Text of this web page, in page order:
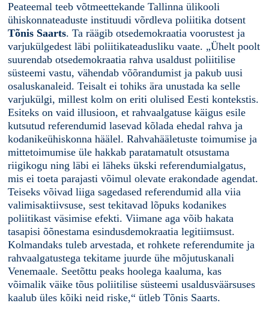
Peateemal teeb võtmeettekande Tallinna ülikooli
ühiskonnateaduste instituudi võrdleva poliitika dotsent
Tõnis Saarts. Ta räägib otsedemokraatia voorustest ja
varjukülgedest läbi poliitikateadusliku vaate. „Ühelt poolt
suurendab otsedemokraatia rahva usaldust poliitilise
süsteemi vastu, vähendab võõrandumist ja pakub uusi
osaluskanaleid. Teisalt ei tohiks ära unustada ka selle
varjukülgi, millest kolm on eriti olulised Eesti kontekstis.
Esiteks on vaid illusioon, et rahvaalgatuse käigus esile
kutsutud referendumid lasevad kõlada ehedal rahva ja
kodanikeühiskonna häälel. Rahvahääletuste toimumise ja
mittetoimumise üle hakkab paratamatult otsustama
riigikogu ning läbi ei läheks ükski referendumialgatus,
mis ei toeta parajasti võimul olevate erakondade agendat.
Teiseks võivad liiga sagedased referendumid alla viia
valimisaktiivsuse, sest tekitavad lõpuks kodanikes
poliitikast väsimise efekti. Viimane aga võib hakata
tasapisi õõnestama esindusdemokraatia legitiimsust.
Kolmandaks tuleb arvestada, et rohkete referendumite ja
rahvaalgatustega tekitame juurde ühe mõjutuskanali
Venemaale. Seetõttu peaks hoolega kaaluma, kas
võimalik väike tõus poliitilise süsteemi usaldusväärsuses
kaalub üles kõiki neid riske,“ ütleb Tõnis Saarts.